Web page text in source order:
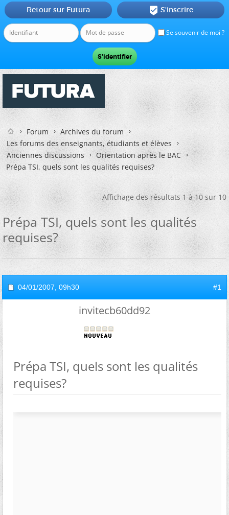
Se souvenir de moi ?
Retour sur Futura  S'inscrire
Forum
Archives du forum
Les forums des enseignants, étudiants et élèves
Anciennes discussions
Orientation après le BAC
Prépa TSI, quels sont les qualités requises?
Affichage des résultats 1 à 10 sur 10
Prépa TSI, quels sont les qualités
requises?
04/01/2007, 09h30 #1
invitecb60dd92
Prépa TSI, quels sont les qualités
requises?